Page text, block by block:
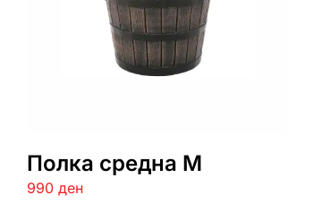
Полка средна M
990 ден